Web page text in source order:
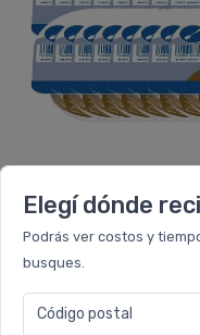
Elegí dónde
Podrás ver costos y
busques.
Código postal
FRESENIUS
Fresubin 2 Kcal
Capuchino Pack 24
$292.266
6 cuotassin interés
ó Transferencia